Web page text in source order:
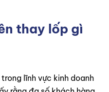
thay lốp gì
lĩnh vực kinh doanh